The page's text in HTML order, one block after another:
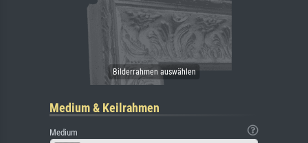
Medium & Keilrahmen
Medium